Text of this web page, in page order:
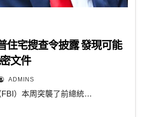
住宅搜查令披露 發現可能
文件
ADMINS
）本周突襲了前總統…